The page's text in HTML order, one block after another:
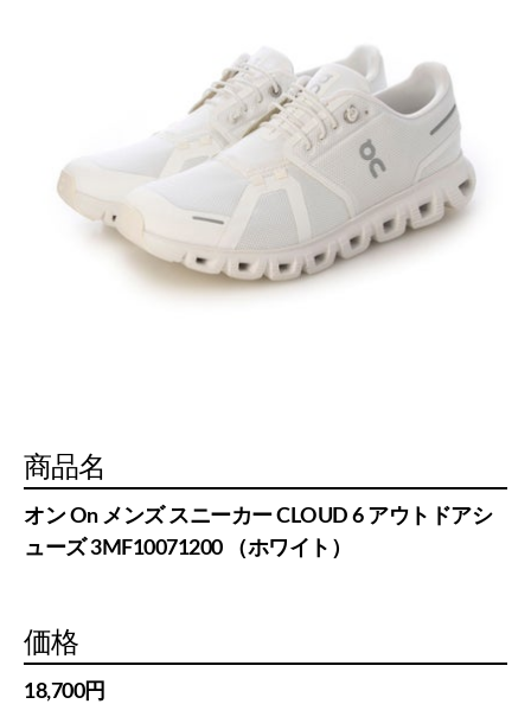
商品名
オン On メンズ スニーカー CLOUD 6 アウトドアシ
ューズ 3MF10071200 （ホワイト）
価格
18,700円